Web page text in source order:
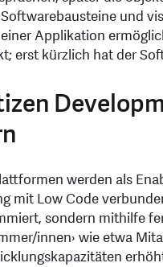
und
Applikation
erst kürzlich hat der
werden als
mit Low Code
sondern mithilfe
innen› wie etwa